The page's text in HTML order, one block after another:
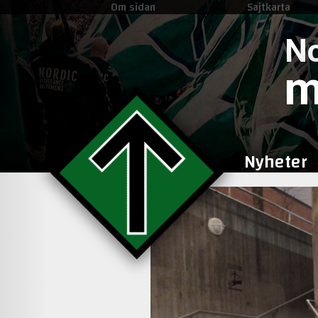
Om sidan Sajtkarta
Nyheter